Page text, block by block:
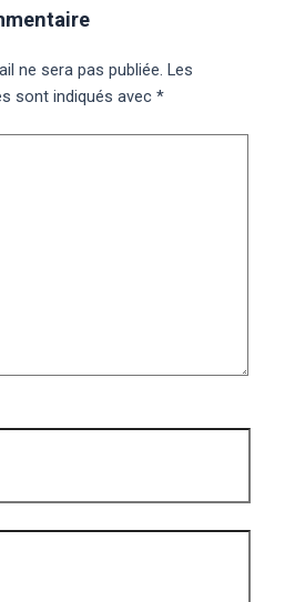
ne sera pas publiée. Les
sont indiqués avec *